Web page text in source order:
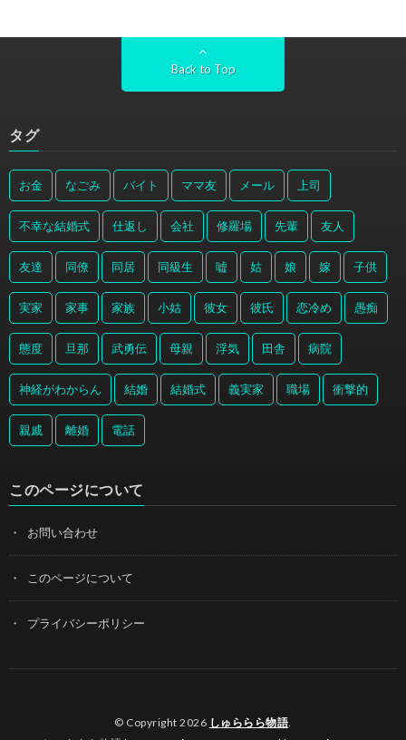
Back to Top
タグ
お金 なごみ バイト ママ友 メール 上司
不幸な結婚式 仕返し 会社 修羅場 先輩 友人
友達 同僚 同居 同級生 嘘 姑 娘 嫁 子供
実家 家事 家族 小姑 彼女 彼氏 恋冷め 愚痴
態度 旦那 武勇伝 母親 浮気 田舎 病院
神経がわからん 結婚 結婚式 義実家 職場 衝撃的
親戚 離婚 電話
このページについて
お問い合わせ
このページについて
プライバシーポリシー
© Copyright 2026 しゅららら物語.